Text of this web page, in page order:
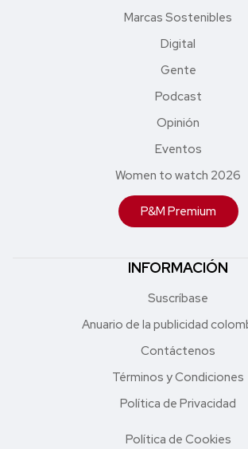
Marcas Sostenibles
Digital
Gente
Podcast
Opinión
Eventos
Women to watch 2026
P&M Premium
INFORMACIÓN
Suscríbase
Anuario de la publicidad
Contáctenos
Términos y Condiciones
Política de Privacidad
Política de Cookies